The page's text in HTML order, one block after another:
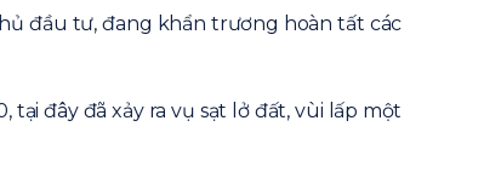
đầu tư, đang khẩn trương hoàn tất các
đây đã xảy ra vụ sạt lở đất, vùi lấp một